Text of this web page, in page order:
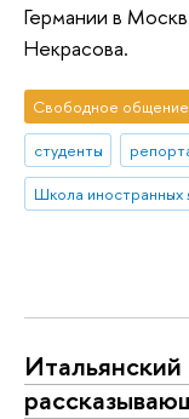
Германии в
Некрасова.
Свободное общение
студенты
Школа иностранных